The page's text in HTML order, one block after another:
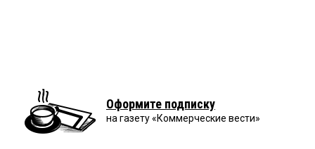
Оформите подписку
на газету «Коммерческие вести»